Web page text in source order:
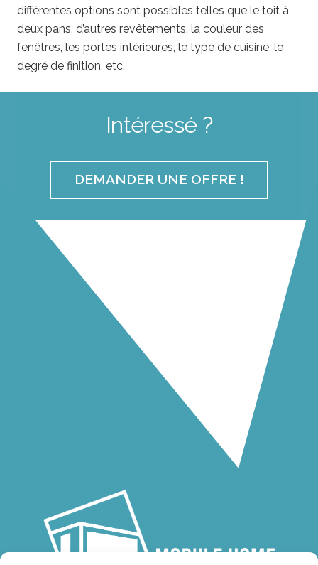
différentes options sont possibles telles que le toit à
deux pans, d’autres revêtements, la couleur des
fenêtres, les portes intérieures, le type de cuisine, le
degré de finition, etc.
Intéressé ?
DEMANDER UNE OFFRE !